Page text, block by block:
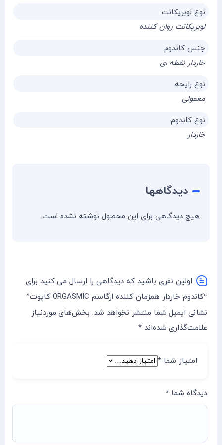
نوع لوبریکانت
لوبریکانت روان کننده
جنس کاندوم
خاردار نقطه ای
نوع رایحه
معمولی
نوع کاندوم
خاردار
دیدگاهها
هیچ دیدگاهی برای این محصول نوشته نشده است.
اولین نفری باشید که دیدگاهی را ارسال می کنید برای
“کاندوم خاردار همزمان کننده ارگاسم ORGASMIC کاپوت”
نشانی ایمیل شما منتشر نخواهد شد. بخش‌های موردنیاز
علامت‌گذاری شده‌اند *
امتیاز شما *
دیدگاه شما *